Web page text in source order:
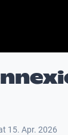
15. Apr. 2026